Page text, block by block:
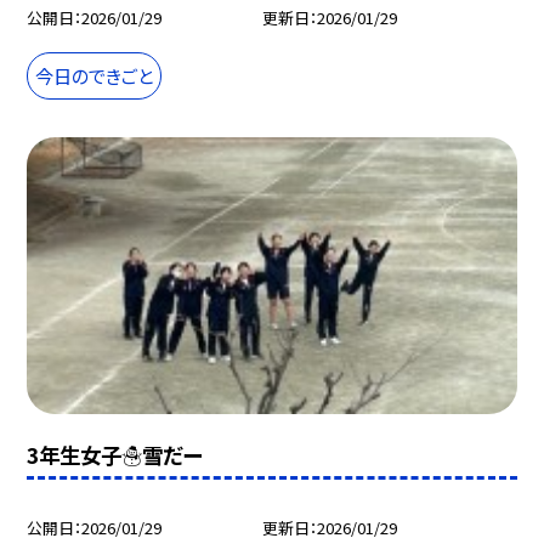
公開日 2026/01/29 更新日 2026/01/29
今日のできごと
3年生女子☃️雪だー
公開日 2026/01/29 更新日 2026/01/29